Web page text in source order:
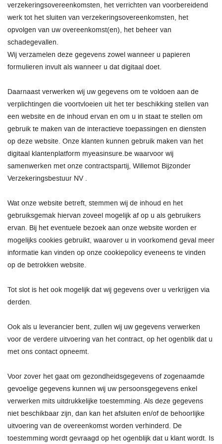
verzekeringsovereenkomsten, het verrichten van voorbereidend
werk tot het sluiten van verzekeringsovereenkomsten, het
opvolgen van uw overeenkomst(en), het beheer van
schadegevallen.
Wij verzamelen deze gegevens zowel wanneer u papieren
formulieren invult als wanneer u dat digitaal doet.
Daarnaast verwerken wij uw gegevens om te voldoen aan de
verplichtingen die voortvloeien uit het ter beschikking stellen van
een website en de inhoud ervan en om u in staat te stellen om
gebruik te maken van de interactieve toepassingen en diensten
op deze website. Onze klanten kunnen gebruik maken van het
digitaal klantenplatform myeasinsure.be waarvoor wij
samenwerken met onze contractspartij, Willemot Bijzonder
Verzekeringsbestuur NV .
Wat onze website betreft, stemmen wij de inhoud en het
gebruiksgemak hiervan zoveel mogelijk af op u als gebruikers
ervan. Bij het eventuele bezoek aan onze website worden er
mogelijks cookies gebruikt, waarover u in voorkomend geval meer
informatie kan vinden op onze cookiepolicy eveneens te vinden
op de betrokken website.
Tot slot is het ook mogelijk dat wij gegevens over u verkrijgen via
derden.
Ook als u leverancier bent, zullen wij uw gegevens verwerken
voor de verdere uitvoering van het contract, op het ogenblik dat u
met ons contact opneemt.
Voor zover het gaat om gezondheidsgegevens of zogenaamde
gevoelige gegevens kunnen wij uw persoonsgegevens enkel
verwerken mits uitdrukkelijke toestemming. Als deze gegevens
niet beschikbaar zijn, dan kan het afsluiten en/of de behoorlijke
uitvoering van de overeenkomst worden verhinderd. De
toestemming wordt gevraagd op het ogenblijk dat u klant wordt. Is